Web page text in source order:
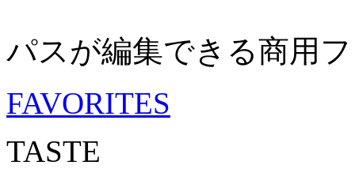
パスが編集できる商用
FAVORITES
TASTE